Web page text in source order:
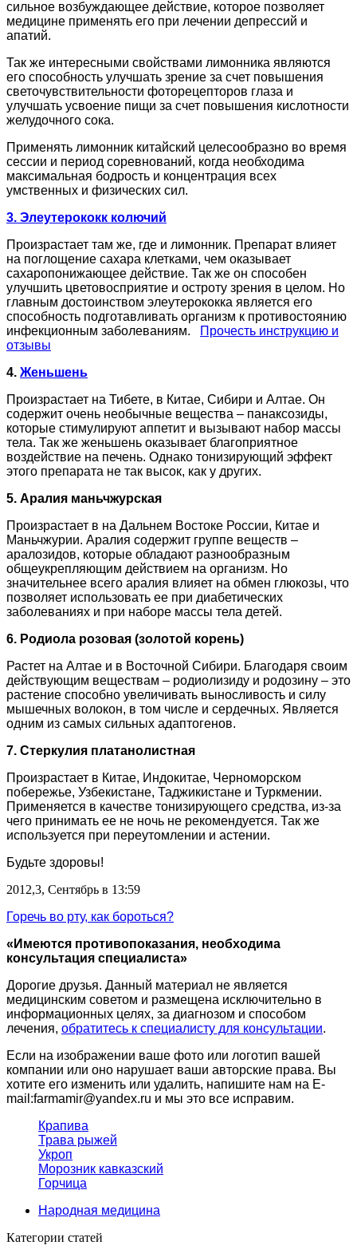
сильное возбуждающее действие, которое позволяет
медицине применять его при лечении депрессий и
апатий.
Так же интересными свойствами лимонника являются
его способность улучшать зрение за счет повышения
светочувствительности фоторецепторов глаза и
улучшать усвоение пищи за счет повышения кислотности
желудочного сока.
Применять лимонник китайский целесообразно во время
сессии и период соревнований, когда необходима
максимальная бодрость и концентрация всех
умственных и физических сил.
3. Элеутерококк колючий
Произрастает там же, где и лимонник. Препарат влияет
на поглощение сахара клетками, чем оказывает
сахаропонижающее действие. Так же он способен
улучшить цветовосприятие и остроту зрения в целом. Но
главным достоинством элеутерококка является его
способность подготавливать организм к противостоянию
инфекционным заболеваниям.
Прочесть инструкцию и
отзывы
4. Женьшень
Произрастает на Тибете, в Китае, Сибири и Алтае. Он
содержит очень необычные вещества – панаксозиды,
которые стимулируют аппетит и вызывают набор массы
тела. Так же женьшень оказывает благоприятное
воздействие на печень. Однако тонизирующий эффект
этого препарата не так высок, как у других.
5. Аралия маньчжурская
Произрастает в на Дальнем Востоке России, Китае и
Маньчжурии. Аралия содержит группе веществ –
аралозидов, которые обладают разнообразным
общеукрепляющим действием на организм. Но
значительнее всего аралия влияет на обмен глюкозы, что
позволяет использовать ее при диабетических
заболеваниях и при наборе массы тела детей.
6. Родиола розовая (золотой корень)
Растет на Алтае и в Восточной Сибири. Благодаря своим
действующим веществам – родиолизиду и родозину – это
растение способно увеличивать выносливость и силу
мышечных волокон, в том числе и сердечных. Является
одним из самых сильных адаптогенов.
7. Стеркулия платанолистная
Произрастает в Китае, Индокитае, Черноморском
побережье, Узбекистане, Таджикистане и Туркмении.
Применяется в качестве тонизирующего средства, из-за
чего принимать ее не ночь не рекомендуется. Так же
используется при переутомлении и астении.
Будьте здоровы!
2012,3, Сентябрь в 13:59
Горечь во рту, как бороться?
«Имеются противопоказания, необходима
консультация специалиста»
Дорогие друзья. Данный материал не является
медицинским советом и размещена исключительно в
информационных целях, за диагнозом и способом
лечения, обратитесь к специалисту для консультации.
Если на изображении ваше фото или логотип вашей
компании или оно нарушает ваши авторские права. Вы
хотите его изменить или удалить, напишите нам на E-
mail:farmamir@yandex.ru и мы это все исправим.
Крапива
Трава рыжей
Укроп
Морозник кавказский
Горчица
Народная медицина
Категории статей